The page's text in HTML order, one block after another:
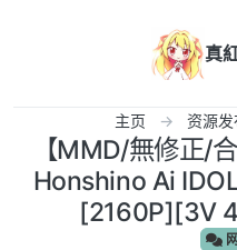
真
主页 资源
【MMD/無修正/
Honshino Ai
[2160P][3V